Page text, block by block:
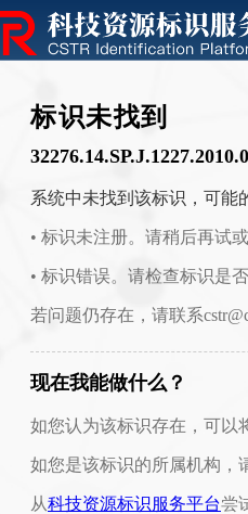
标识未找到
系统中未找到该标识，可能
• 标识未注册。请稍后再试
• 标识错误。请检查标识是
若问题仍存在，请联系
现在我能做什么？
如您认为该标识存在，可以
如您是该标识的所属机构，
从科技资源标识服务平台尝